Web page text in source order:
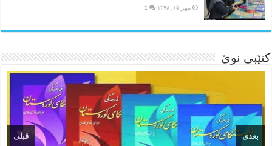
مهر ۱۵, ۱۳۹۸ 1
کتێبی نوێ
قبلی بعدی